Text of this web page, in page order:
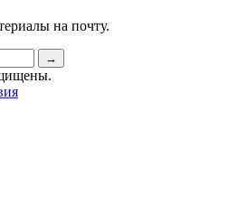
на почту.
→